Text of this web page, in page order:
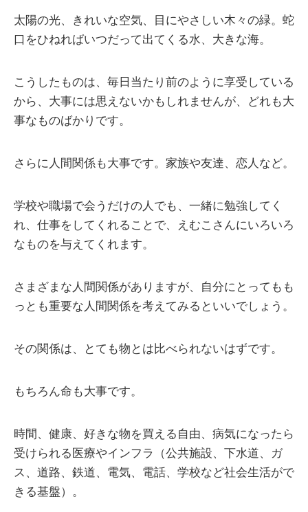
太陽の光、きれいな空気、目にやさしい木々の緑。蛇
口をひねればいつだって出てくる水、大きな海。
こうしたものは、毎日当たり前のように享受している
から、大事には思えないかもしれませんが、どれも大
事なものばかりです。
さらに人間関係も大事です。家族や友達、恋人など。
学校や職場で会うだけの人でも、一緒に勉強してく
れ、仕事をしてくれることで、えむこさんにいろいろ
なものを与えてくれます。
さまざまな人間関係がありますが、自分にとってもも
っとも重要な人間関係を考えてみるといいでしょう。
その関係は、とても物とは比べられないはずです。
もちろん命も大事です。
時間、健康、好きな物を買える自由、病気になったら
受けられる医療やインフラ（公共施設、下水道、ガ
ス、道路、鉄道、電気、電話、学校など社会生活がで
きる基盤）。